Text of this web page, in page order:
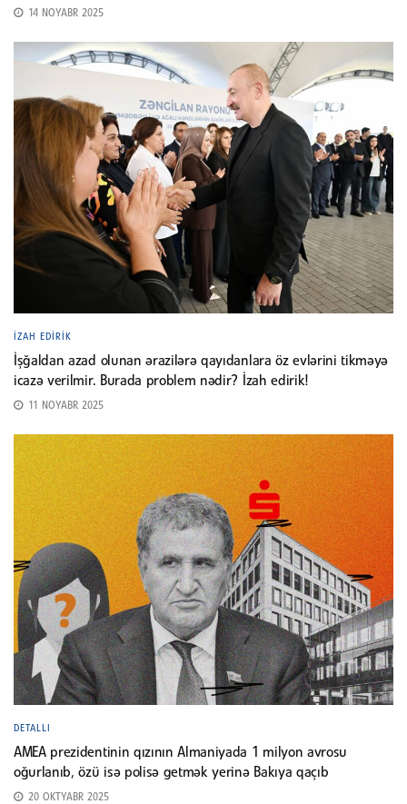
14 NOYABR 2025
İZAH EDIRIK
İşğaldan azad olunan ərazilərə qayıdanlara öz evlərini tikməyə
icazə verilmir. Burada problem nədir? İzah edirik!
11 NOYABR 2025
DETALLI
AMEA prezidentinin qızının Almaniyada 1 milyon avrosu
oğurlanıb, özü isə polisə getmək yerinə Bakıya qaçıb
20 OKTYABR 2025